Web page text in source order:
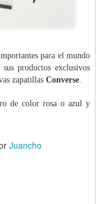
para el mundo
productos exclusivos
zapatillas Converse.
de color rosa o azul y
Juancho